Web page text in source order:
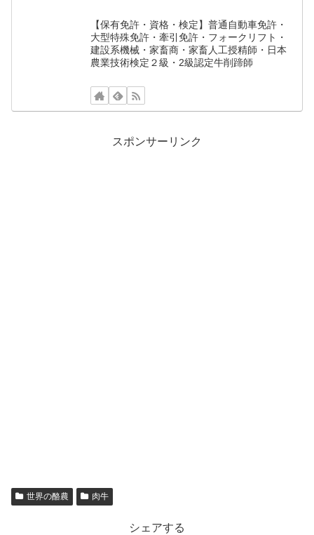
【保有免許・資格・検定】普通自動車免許・
大型特殊免許・牽引免許・フォークリフト・
建設系機械・家畜商・家畜人工授精師・日本
農業技術検定２級・2級認定牛削蹄師
スポンサーリンク
世界の酪農 肉牛
シェアする